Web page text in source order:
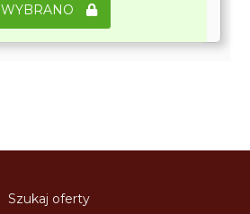
WYBRANO
Szukaj oferty